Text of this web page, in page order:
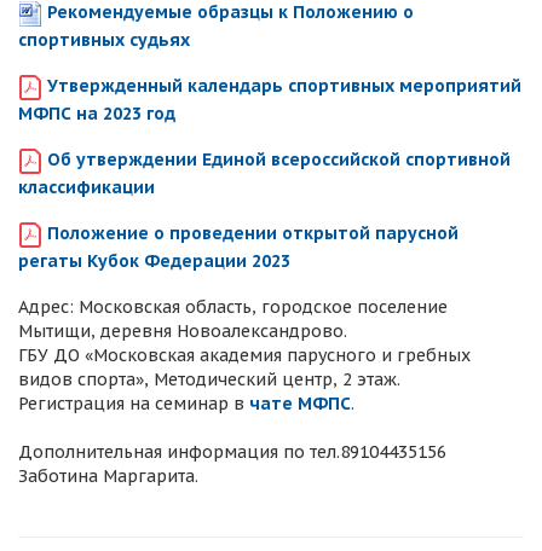
Рекомендуемые образцы к Положению о
спортивных судьях
Утвержденный календарь спортивных мероприятий
МФПС на 2023 год
Об утверждении Единой всероссийской спортивной
классификации
Положение о проведении открытой парусной
регаты Кубок Федерации 2023
Адрес: Московская область, городское поселение
Мытищи, деревня Новоалександрово.
ГБУ ДО «Московская академия парусного и гребных
видов спорта», Методический центр, 2 этаж.
Регистрация на семинар в чате МФПС.
Дополнительная информация по тел.89104435156
Заботина Маргарита.